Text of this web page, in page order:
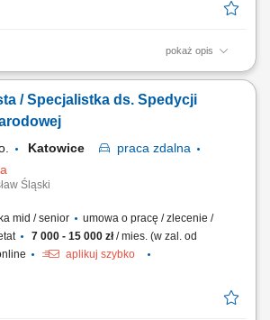
pokaż opis
i operacyjne realizowanie
opcji transportowych i podejmowanie
w bieżącej działalności; Koordynacja procesów
/ Specjalistka ds. Spedycji
Katowice praca zdalna
Śląski
mid / senior
umowa o pracę / zlecenie /
7 000 - 15 000 zł/ mies. (w zal. od
aplikuj szybko